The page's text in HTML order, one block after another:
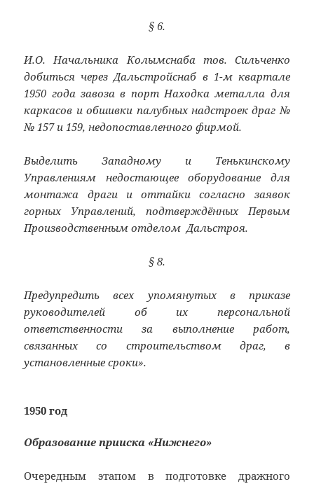
§ 6.
И.О. Начальника Колымснаба тов. Сильченко
добиться через Дальстройснаб в 1-м квартале
1950 года завоза в порт Находка металла для
каркасов и обшивки палубных надстроек драг №
№ 157 и 159, недопоставленного фирмой.
Выделить Западному и Тенькинскому
Управлениям недостающее оборудование для
монтажа драги и оттайки согласно заявок
горных Управлений, подтверждённых Первым
Производственным отделом Дальстроя.
§ 8.
Предупредить всех упомянутых в приказе
руководителей об их персональной
ответственности за выполнение работ,
связанных со строительством драг, в
установленные сроки».
1950 год
Образование прииска «Нижнего»
Очередным этапом в подготовке дражного